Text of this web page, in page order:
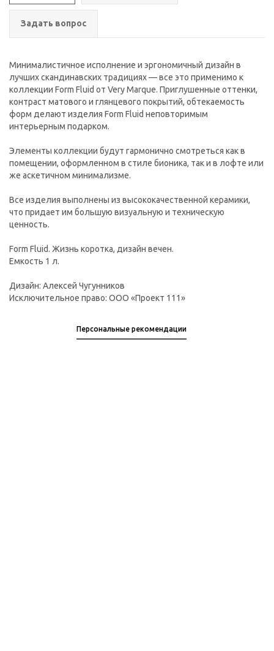
Задать вопрос
Минималистичное исполнение и эргономичный дизайн в
лучших скандинавских традициях — все это применимо к
коллекции Form Fluid от Very Marque. Приглушенные оттенки,
контраст матового и глянцевого покрытий, обтекаемость
форм делают изделия Form Fluid неповторимым
интерьерным подарком.
Элементы коллекции будут гармонично смотреться как в
помещении, оформленном в стиле бионика, так и в лофте или
же аскетичном минимализме.
Все изделия выполнены из высококачественной керамики,
что придает им большую визуальную и техническую
ценность.
Form Fluid. Жизнь коротка, дизайн вечен.
Емкость 1 л.
Дизайн: Алексей Чугунников
Исключительное право: ООО «Проект 111»
Персональные рекомендации